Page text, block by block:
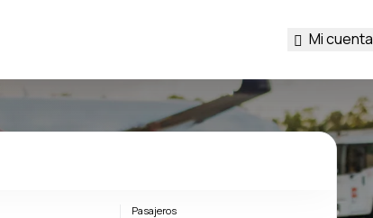
Mi cuenta
Pasajeros